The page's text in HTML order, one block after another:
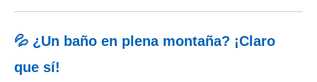
💦 ¿Un baño en plena montaña? ¡Claro
que sí!